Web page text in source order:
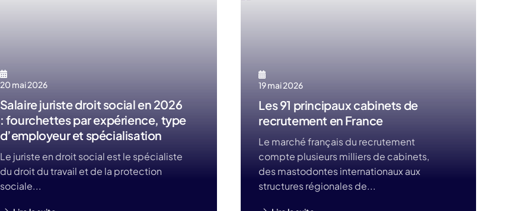
20 mai 2026
Salaire juriste droit social en 2026
: fourchettes par expérience, type
d’employeur et spécialisation
Le juriste en droit social est le spécialiste
du droit du travail et de la protection
sociale...
19 mai 2026
Les 91 principaux cabinets de
recrutement en France
Le marché français du recrutement
compte plusieurs milliers de cabinets,
des mastodontes internationaux aux
structures régionales de...